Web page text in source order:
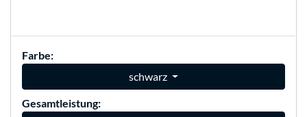
Farbe:
schwarz
Gesamtleistung: